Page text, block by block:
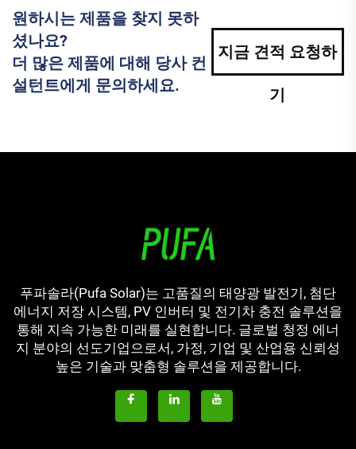
원하시는 제품을 찾지 못하
셨나요?
더 많은 제품에 대해 당사 컨
설턴트에게 문의하세요.
지금 견적 요청하
기
푸파솔라(Pufa Solar)는 고품질의 태양광 발전기, 첨단
에너지 저장 시스템, PV 인버터 및 전기차 충전 솔루션을
통해 지속 가능한 미래를 실현합니다. 글로벌 청정 에너
지 분야의 선도기업으로서, 가정, 기업 및 산업용 신뢰성
높은 기술과 맞춤형 솔루션을 제공합니다.